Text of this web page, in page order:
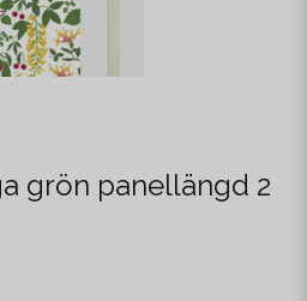
grön panellängd 2